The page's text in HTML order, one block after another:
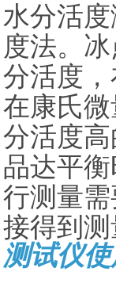
水分活
度法。
分活度
在康氏
分活度
品达平
行测量
接得到
测试仪